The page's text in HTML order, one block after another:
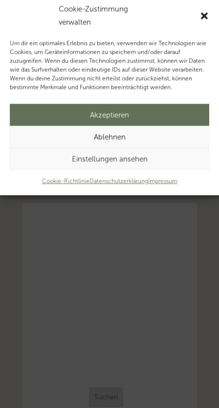
Cookie-Zustimmung
verwalten
Um dir ein optimales Erlebnis zu bieten, verwenden wir Technologien wie
Cookies, um Geräteinformationen zu speichern und/oder darauf
zuzugreifen. Wenn du diesen Technologien zustimmst, können wir Daten
wie das Surfverhalten oder eindeutige IDs auf dieser Website verarbeiten.
Wenn du deine Zustimmung nicht erteilst oder zurückziehst, können
bestimmte Merkmale und Funktionen beeinträchtigt werden.
Akzeptieren
Ablehnen
Einstellungen ansehen
Cookie-RichtlinieDatenschutzerklärungImpressum
Suchen